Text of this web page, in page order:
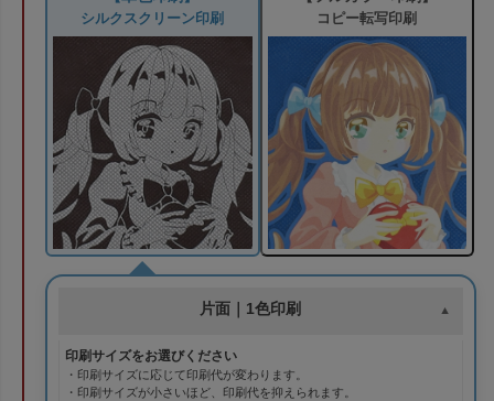
シルクスクリーン印刷 コピー転写印刷
片面｜1色印刷
印刷サイズをお選びください
・印刷サイズに応じて印刷代が変わります。
・印刷サイズが小さいほど、印刷代を抑えられます。